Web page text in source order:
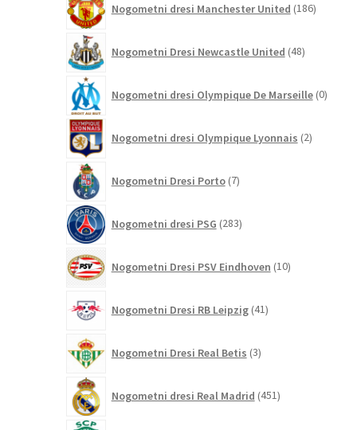
Nogometni dresi Manchester United 186izdelkov
Nogometni Dresi Newcastle United 48izdelkov
Nogometni dresi Olympique De Marseille 0
Nogometni dresi Olympique Lyonnais 2izdelka
Nogometni Dresi Porto 7izdelkov
Nogometni dresi PSG 283izdelkov
Nogometni Dresi PSV Eindhoven 10izdelkov
Nogometni Dresi RB Leipzig 41izdelkov
Nogometni Dresi Real Betis 3izdelki
Nogometni dresi Real Madrid 451izdelkov